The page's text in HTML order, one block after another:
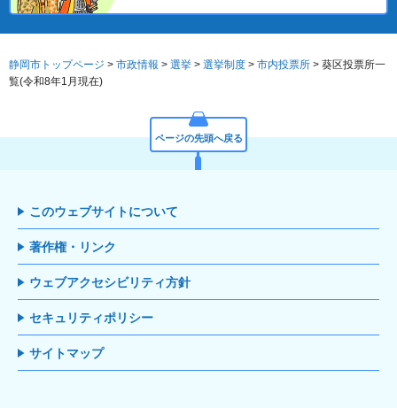
静岡市トップページ > 市政情報 > 選挙 > 選挙制度 > 市内投票所 > 葵区投票所一
覧(令和8年1月現在)
ページの先頭へ戻る
このウェブサイトについて
著作権・リンク
ウェブアクセシビリティ方針
セキュリティポリシー
サイトマップ